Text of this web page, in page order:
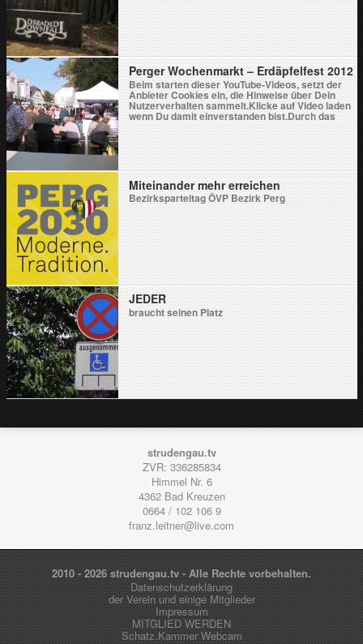
Perger Wochenmarkt – Erdäpfelfest 2012
Beim starten dieser YouTube-Videos, setzt der
Anbieter Cookies ein, die Hinweise über Dein
Nutzerverhalten sammelt.Klicke auf Video laden
wenn Du damit einverstanden bist.Durch das
Laden des Videos akzeptierst Du die
Datenschutzerklärung von YouTube.Weitere
Informationen zur Datenschutzrichtlinie von
YouTube findest Du hier: Google - Privacy &
Terms. Blockiere YouTube-Videos in Zukunft
nicht mehr. Video laden Produced […]
Miteinander mehr erreichen
Bezirksparteitag ÖVP Bezirk Perg
JEDER
braucht seinen Platz
strudengau.tv
ZVR: 336285834
Himmel Nr. 6
4362 Bad Kreuzen
0664 / 102 106 9
franz.leitner@live.com
2010 - 2026 strudengau.tv - Alle Rechte vorbehalten.
Datenschutzerklärung
der Verein und einige Mitglieder
Impressum
MITGLIED WERDEN
Schatz.Kammer Webcam